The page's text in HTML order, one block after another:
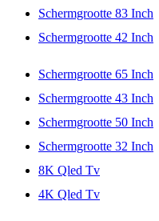
Schermgrootte 83 Inch
Schermgrootte 42 Inch
Schermgrootte 65 Inch
Schermgrootte 43 Inch
Schermgrootte 50 Inch
Schermgrootte 32 Inch
8K Qled Tv
4K Qled Tv